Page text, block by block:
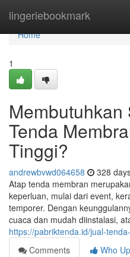
lingeriebookmark
Home
Home
1
Membutuhkan
Tenda
Tinggi?
andrewbvwd064658 328
Atap tenda membran
keperluan, mulai dari event,
temporer. Dengan
cuaca dan mudah diinstalasi,
https://pabriktenda.id/jual-
Comments
Who